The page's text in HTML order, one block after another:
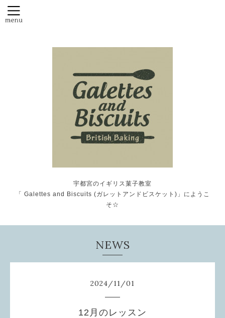
宇都宮のイギリス菓子教室
「 Galettes and Biscuits (ガレットアンドビスケット)」にようこ
そ☆
NEWS
2024/11/01
12月のレッスン